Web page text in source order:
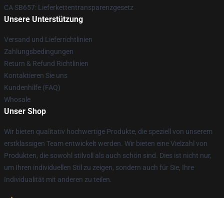
CA SB657: Lieferkettentransparenzgesetz
Unsere Unterstützung
Versand und Lieferrichtlinien
Zahlungsbedingungen
Return & Refund Richtlinien
Kontaktieren Sie uns
Kundenhilfe (FAQ)
Whosale
Unser Shop
Wir bieten qualitativ hochwertige Produkte, die speziell von unserem
erstklassigen Team entwickelt werden. Wir bieten eine Vielzahl von
Produkten, die sowohl stilvoll als auch schön sind. Dies ist nicht nur,
um Ihren individuellen Stil zu zeigen, sondern auch für Sie, Ihre
Individualität mit anderen zu teilen.